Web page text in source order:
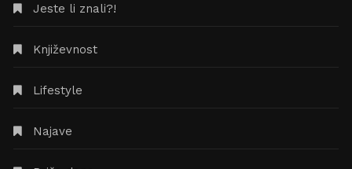
Jeste li znali?!
Književnost
Lifestyle
Najave